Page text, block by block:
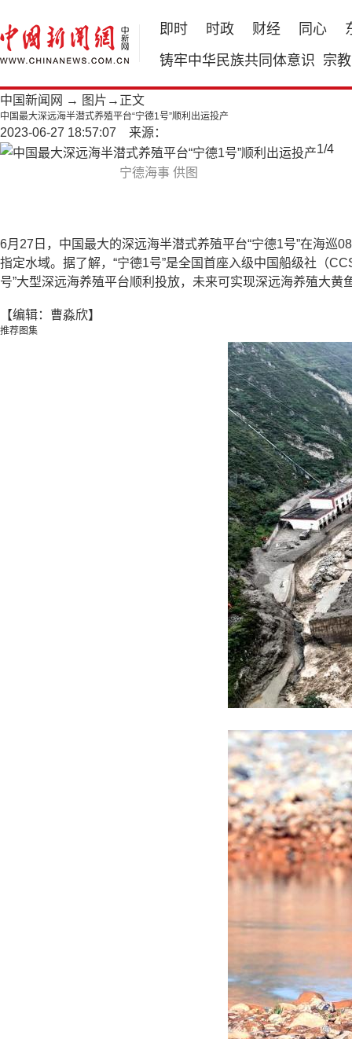
即时 时政 财经 同心
铸牢中华民族共同体意识 宗教
中国新闻网 → 图片 →正文
中国最大深远海半潜式养殖平台“宁德1号”顺利出运投产
2023-06-27 18:57:07 来源：
宁德海事 供图
1/4
6月27日，中国最大的深远海半潜式养殖平台“宁德1号”在海
指定水域。据了解，“宁德1号”是全国首座入级中国船级社（
号”大型深远海养殖平台顺利投放，未来可实现深远海养殖大
【编辑：曹淼欣】
推荐图集